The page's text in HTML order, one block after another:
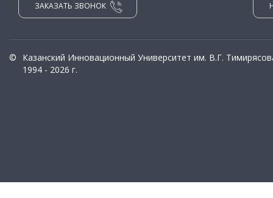
ЗАКАЗАТЬ ЗВОНОК
©
Казанский Инновационный Университет им. В.Г.
1994 - 2026 г.